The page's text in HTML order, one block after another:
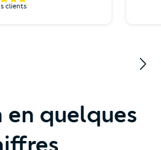
clients
quelques